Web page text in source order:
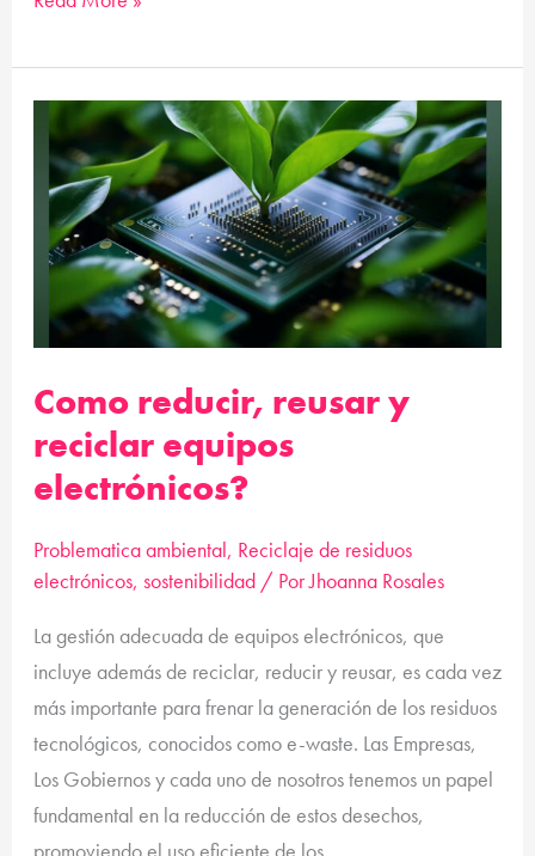
Como reducir, reusar y
reciclar equipos
electrónicos?
Problematica ambiental, Reciclaje de residuos
electrónicos, sostenibilidad/ PorJhoanna Rosales
La gestión adecuada de equipos electrónicos, que
incluye además de reciclar, reducir y reusar, es cada vez
más importante para frenar la generación de los residuos
tecnológicos, conocidos como e-waste. Las Empresas,
Los Gobiernos y cada uno de nosotros tenemos un papel
fundamental en la reducción de estos desechos,
promoviendo el uso eficiente de los
Como
reducir,
reusar
reciclar
equipos
electrónicos?